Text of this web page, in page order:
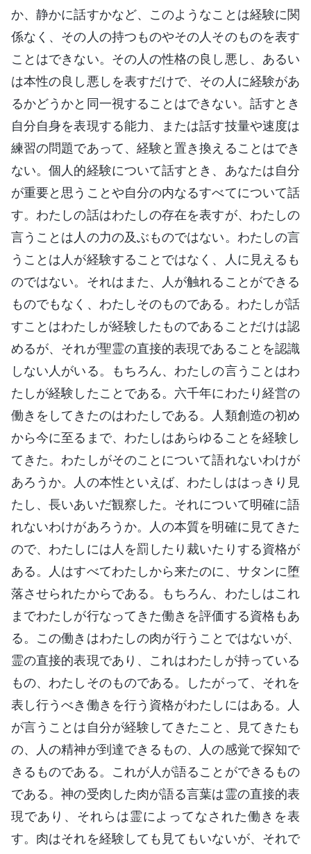
か、静かに話すかなど、このようなことは経験に関
係なく、その人の持つものやその人そのものを表す
ことはできない。その人の性格の良し悪し、あるい
は本性の良し悪しを表すだけで、その人に経験があ
るかどうかと同一視することはできない。話すとき
自分自身を表現する能力、または話す技量や速度は
練習の問題であって、経験と置き換えることはでき
ない。個人的経験について話すとき、あなたは自分
が重要と思うことや自分の内なるすべてについて話
す。わたしの話はわたしの存在を表すが、わたしの
言うことは人の力の及ぶものではない。わたしの言
うことは人が経験することではなく、人に見えるも
のではない。それはまた、人が触れることができる
ものでもなく、わたしそのものである。わたしが話
すことはわたしが経験したものであることだけは認
めるが、それが聖霊の直接的表現であることを認識
しない人がいる。もちろん、わたしの言うことはわ
たしが経験したことである。六千年にわたり経営の
働きをしてきたのはわたしである。人類創造の初め
から今に至るまで、わたしはあらゆることを経験し
てきた。わたしがそのことについて語れないわけが
あろうか。人の本性といえば、わたしははっきり見
たし、長いあいだ観察した。それについて明確に語
れないわけがあろうか。人の本質を明確に見てきた
ので、わたしには人を罰したり裁いたりする資格が
ある。人はすべてわたしから来たのに、サタンに堕
落させられたからである。もちろん、わたしはこれ
までわたしが行なってきた働きを評価する資格もあ
る。この働きはわたしの肉が行うことではないが、
霊の直接的表現であり、これはわたしが持っている
もの、わたしそのものである。したがって、それを
表し行うべき働きを行う資格がわたしにはある。人
が言うことは自分が経験してきたこと、見てきたも
の、人の精神が到達できるもの、人の感覚で探知で
きるものである。これが人が語ることができるもの
である。神の受肉した肉が語る言葉は霊の直接的表
現であり、それらは霊によってなされた働きを表
す。肉はそれを経験しても見てもいないが、それで